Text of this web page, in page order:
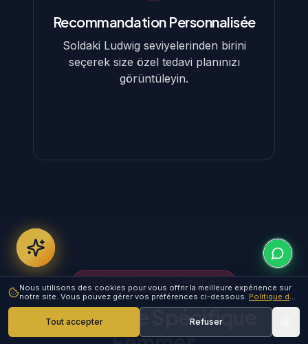
Nous utilisons des cookies pour vous offrir la meilleure expérience sur
notre site. Vous pouvez gérer vos préférences ci-dessous. Politique de
cookies
Tout accepter Refuser
Recommandation Personnalisée
Soldaki Ludwig seviyelerinden birini
seçerek size özel tedavi planınızı
görüntüleyin.
Approche Spécifique